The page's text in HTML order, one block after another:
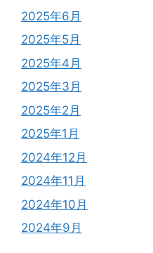
2025年6月
2025年5月
2025年4月
2025年3月
2025年2月
2025年1月
2024年12月
2024年11月
2024年10月
2024年9月